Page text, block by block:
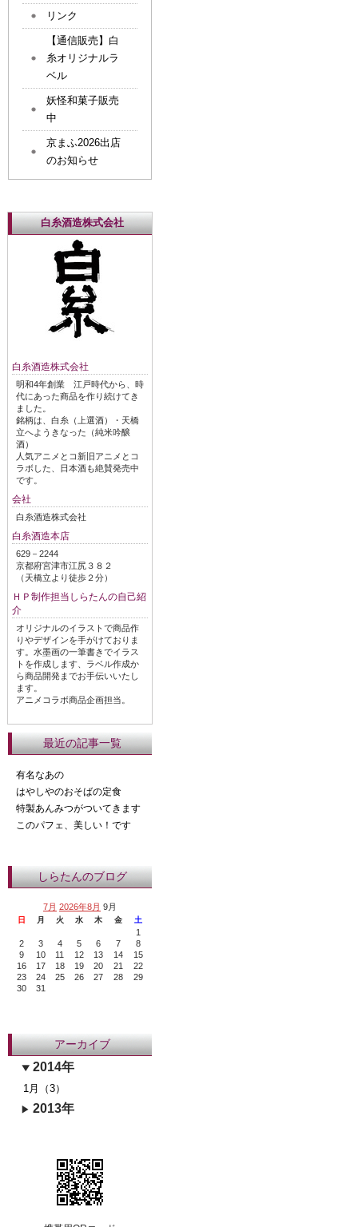
リンク
【通信販売】白
糸オリジナルラ
ベル
妖怪和菓子販売
中
京まふ2026出店
のお知らせ
白糸酒造株式会社
白糸酒造株式会社
明和4年創業 江戸時代から、時
代にあった商品を作り続けてき
ました。
銘柄は、白糸（上選酒）・天橋
立へようきなった（純米吟醸
酒）
人気アニメとコ新旧アニメとコ
ラボした、日本酒も絶賛発売中
です。
会社
白糸酒造株式会社
白糸酒造本店
629－2244
京都府宮津市江尻３８２
（天橋立より徒歩２分）
ＨＰ制作担当しらたんの自己紹
介
オリジナルのイラストで商品作
りやデザインを手がけておりま
す。水墨画の一筆書きでイラス
トを作成します、ラベル作成か
ら商品開発までお手伝いいたし
ます。
アニメコラボ商品企画担当。
最近の記事一覧
有名なあの
はやしやのおそばの定食
特製あんみつがついてきます
このパフェ、美しい！です
しらたんのブログ
7月 2026年8月 9月
日 月 火 水 木 金 土
1
2
3 4 5 6 7
8
9
10 11 12 13 14
15
16
17 18 19 20 21
22
23
24 25 26 27 28
29
30
31
アーカイブ
2014年
1月（3）
2013年